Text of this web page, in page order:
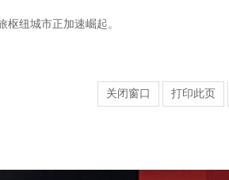
纽城市正加速崛起。
关闭窗口 打印此页